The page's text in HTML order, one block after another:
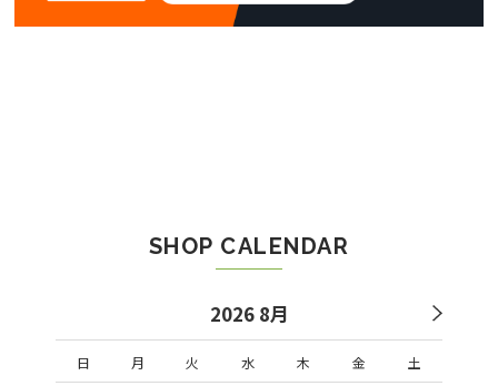
SHOP CALENDAR
2026 8月
日 月 火 水 木 金 土